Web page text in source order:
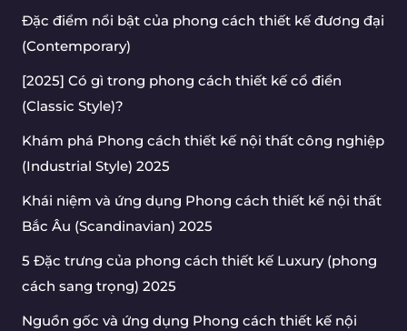
Đặc điểm nổi bật của phong cách thiết kế đương đại
(Contemporary)
[2025] Có gì trong phong cách thiết kế cổ điển
(Classic Style)?
Khám phá Phong cách thiết kế nội thất công nghiệp
(Industrial Style) 2025
Khái niệm và ứng dụng Phong cách thiết kế nội thất
Bắc Âu (Scandinavian) 2025
5 Đặc trưng của phong cách thiết kế Luxury (phong
cách sang trọng) 2025
Nguồn gốc và ứng dụng Phong cách thiết kế nội